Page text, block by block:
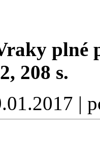
plné
208 s.
|